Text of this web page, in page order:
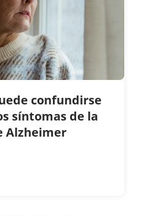
confundirse
síntomas de la
Alzheimer